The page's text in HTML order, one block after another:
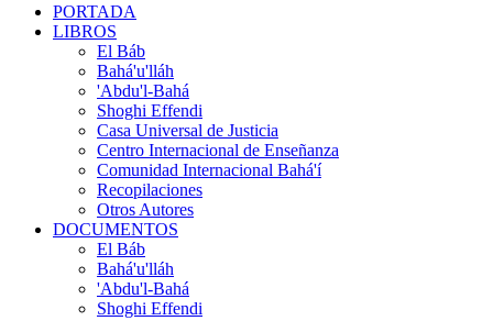
PORTADA
LIBROS
El Báb
Bahá'u'lláh
'Abdu'l-Bahá
Shoghi Effendi
Casa Universal de Justicia
Centro Internacional de Enseñanza
Comunidad Internacional Bahá'í
Recopilaciones
Otros Autores
DOCUMENTOS
El Báb
Bahá'u'lláh
'Abdu'l-Bahá
Shoghi Effendi